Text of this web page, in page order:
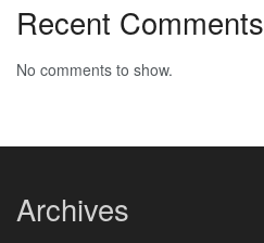
Recent Comments
No comments to show.
Archives